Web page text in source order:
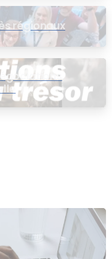
régionaux